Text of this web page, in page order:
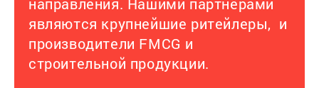
являются крупнейшие ритейлеры, и
производители FMCG и
строительной продукции.